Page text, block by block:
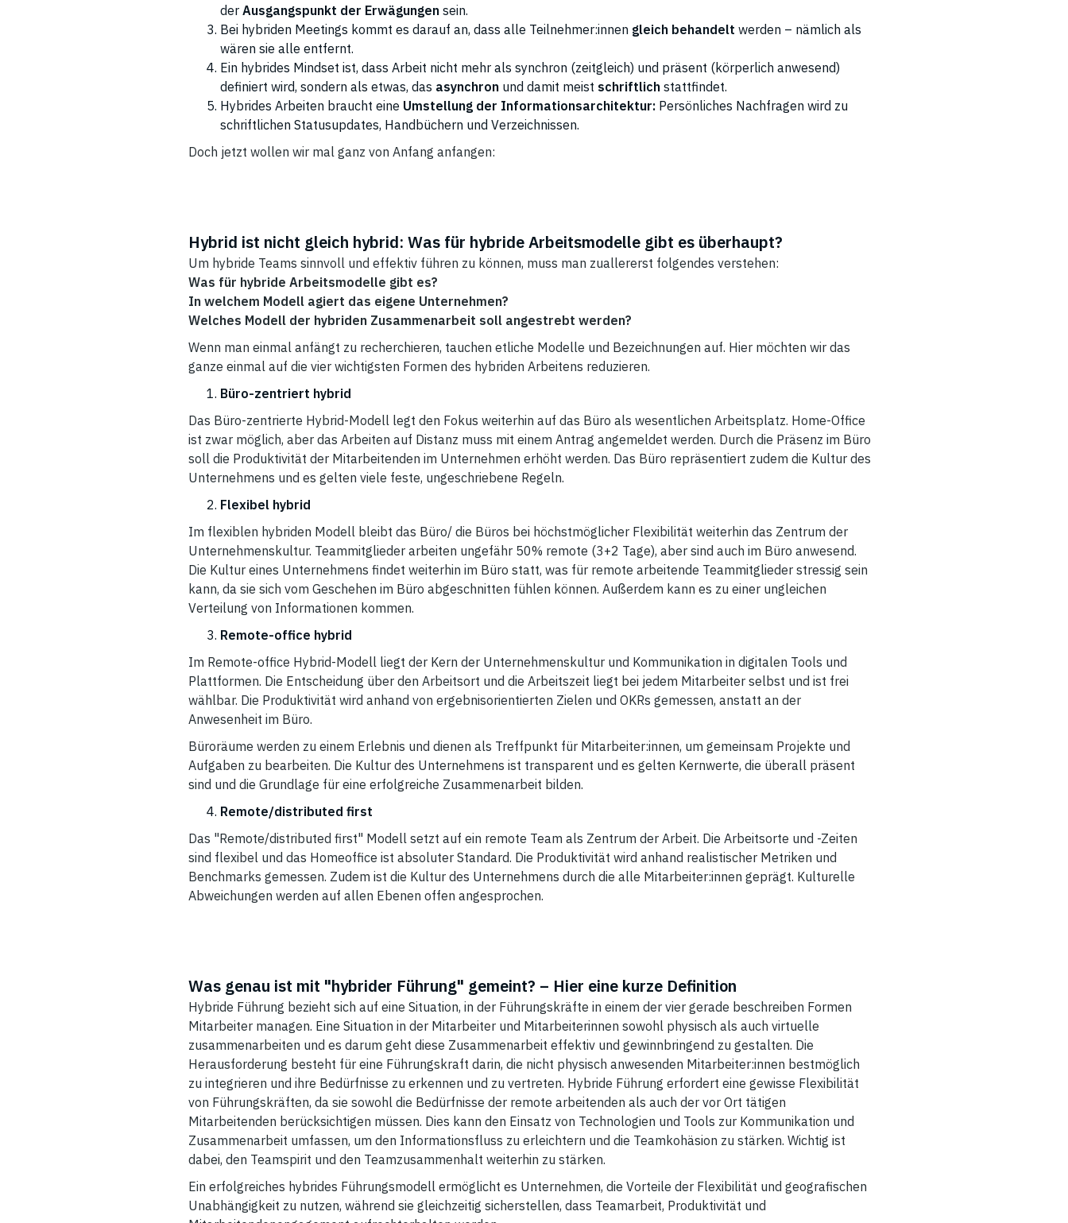
der Ausgangspunkt der Erwägungen sein.
Bei hybriden Meetings kommt es darauf an, dass alle Teilnehmer:innen gleich behandelt werden – nämlich als
wären sie alle entfernt.
Ein hybrides Mindset ist, dass Arbeit nicht mehr als synchron (zeitgleich) und präsent (körperlich anwesend)
definiert wird, sondern als etwas, das asynchron und damit meist schriftlich stattfindet.
Hybrides Arbeiten braucht eine Umstellung der Informationsarchitektur: Persönliches Nachfragen wird zu
schriftlichen Statusupdates, Handbüchern und Verzeichnissen.
Doch jetzt wollen wir mal ganz von Anfang anfangen:
Hybrid ist nicht gleich hybrid: Was für hybride Arbeitsmodelle gibt es überhaupt?
Um hybride Teams sinnvoll und effektiv führen zu können, muss man zuallererst folgendes verstehen:
Was für hybride Arbeitsmodelle gibt es?
In welchem Modell agiert das eigene Unternehmen?
Welches Modell der hybriden Zusammenarbeit soll angestrebt werden?
Wenn man einmal anfängt zu recherchieren, tauchen etliche Modelle und Bezeichnungen auf. Hier möchten wir das
ganze einmal auf die vier wichtigsten Formen des hybriden Arbeitens reduzieren.
Büro-zentriert hybrid
Das Büro-zentrierte Hybrid-Modell legt den Fokus weiterhin auf das Büro als wesentlichen Arbeitsplatz. Home-Office
ist zwar möglich, aber das Arbeiten auf Distanz muss mit einem Antrag angemeldet werden. Durch die Präsenz im Büro
soll die Produktivität der Mitarbeitenden im Unternehmen erhöht werden. Das Büro repräsentiert zudem die Kultur des
Unternehmens und es gelten viele feste, ungeschriebene Regeln.
Flexibel hybrid
Im flexiblen hybriden Modell bleibt das Büro/ die Büros bei höchstmöglicher Flexibilität weiterhin das Zentrum der
Unternehmenskultur. Teammitglieder arbeiten ungefähr 50% remote (3+2 Tage), aber sind auch im Büro anwesend.
Die Kultur eines Unternehmens findet weiterhin im Büro statt, was für remote arbeitende Teammitglieder stressig sein
kann, da sie sich vom Geschehen im Büro abgeschnitten fühlen können. Außerdem kann es zu einer ungleichen
Verteilung von Informationen kommen.
Remote-office hybrid
Im Remote-office Hybrid-Modell liegt der Kern der Unternehmenskultur und Kommunikation in digitalen Tools und
Plattformen. Die Entscheidung über den Arbeitsort und die Arbeitszeit liegt bei jedem Mitarbeiter selbst und ist frei
wählbar. Die Produktivität wird anhand von ergebnisorientierten Zielen und OKRs gemessen, anstatt an der
Anwesenheit im Büro.
Büroräume werden zu einem Erlebnis und dienen als Treffpunkt für Mitarbeiter:innen, um gemeinsam Projekte und
Aufgaben zu bearbeiten. Die Kultur des Unternehmens ist transparent und es gelten Kernwerte, die überall präsent
sind und die Grundlage für eine erfolgreiche Zusammenarbeit bilden.
Remote/distributed first
Das "Remote/distributed first" Modell setzt auf ein remote Team als Zentrum der Arbeit. Die Arbeitsorte und -Zeiten
sind flexibel und das Homeoffice ist absoluter Standard. Die Produktivität wird anhand realistischer Metriken und
Benchmarks gemessen. Zudem ist die Kultur des Unternehmens durch die alle Mitarbeiter:innen geprägt. Kulturelle
Abweichungen werden auf allen Ebenen offen angesprochen.
Was genau ist mit "hybrider Führung" gemeint? – Hier eine kurze Definition
Hybride Führung bezieht sich auf eine Situation, in der Führungskräfte in einem der vier gerade beschreiben Formen
Mitarbeiter managen. Eine Situation in der Mitarbeiter und Mitarbeiterinnen sowohl physisch als auch virtuelle
zusammenarbeiten und es darum geht diese Zusammenarbeit effektiv und gewinnbringend zu gestalten. Die
Herausforderung besteht für eine Führungskraft darin, die nicht physisch anwesenden Mitarbeiter:innen bestmöglich
zu integrieren und ihre Bedürfnisse zu erkennen und zu vertreten. Hybride Führung erfordert eine gewisse Flexibilität
von Führungskräften, da sie sowohl die Bedürfnisse der remote arbeitenden als auch der vor Ort tätigen
Mitarbeitenden berücksichtigen müssen. Dies kann den Einsatz von Technologien und Tools zur Kommunikation und
Zusammenarbeit umfassen, um den Informationsfluss zu erleichtern und die Teamkohäsion zu stärken. Wichtig ist
dabei, den Teamspirit und den Teamzusammenhalt weiterhin zu stärken.
Ein erfolgreiches hybrides Führungsmodell ermöglicht es Unternehmen, die Vorteile der Flexibilität und geografischen
Unabhängigkeit zu nutzen, während sie gleichzeitig sicherstellen, dass Teamarbeit, Produktivität und